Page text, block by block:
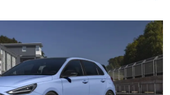
₪ ולנסות מכונית ספורטיבית מיצרנית שאין לה
למותגים מאירופה ומיפן.